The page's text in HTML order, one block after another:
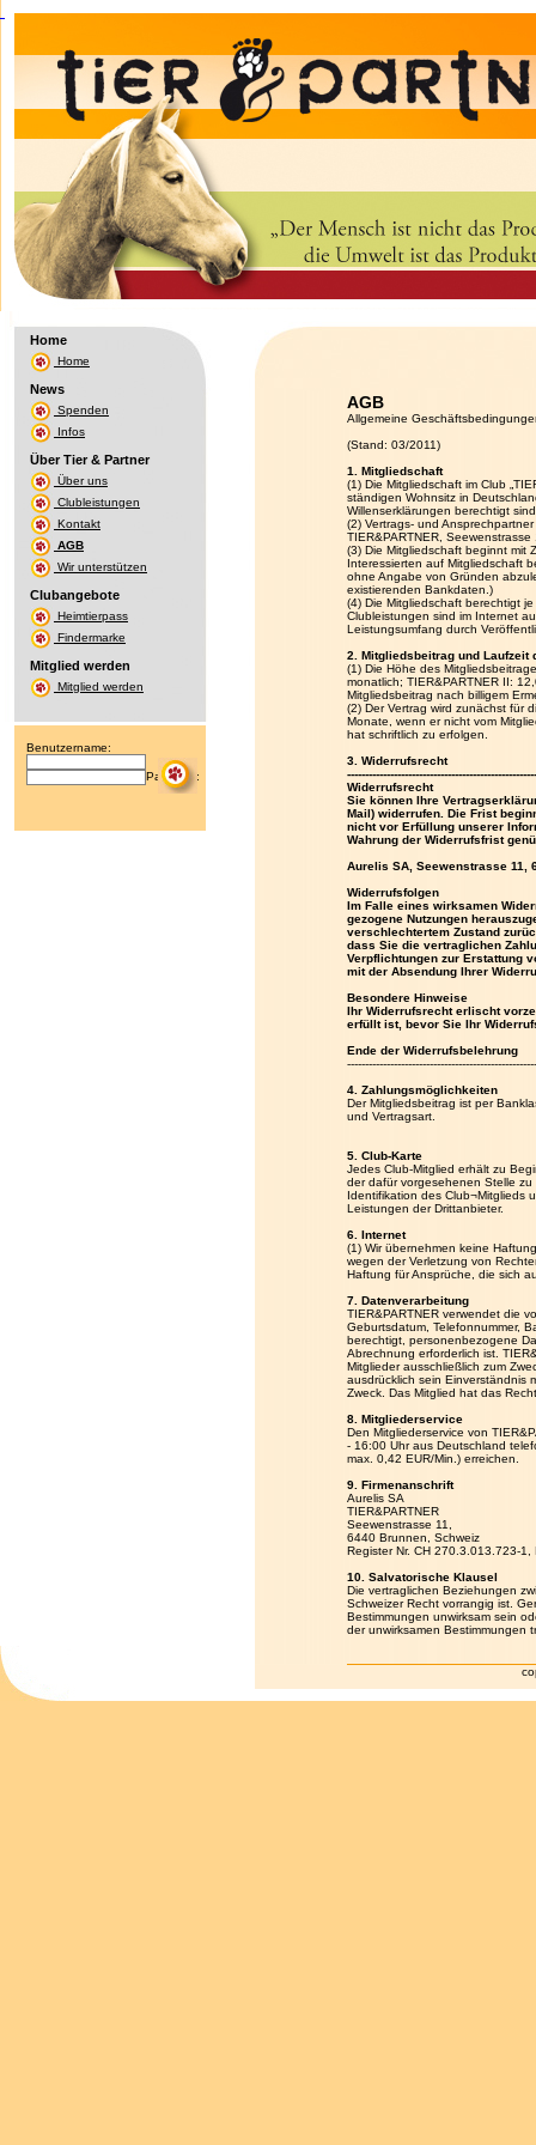
Home
Home
News
Spenden
Infos
Über Tier & Partner
Über uns
Clubleistungen
Kontakt
AGB
Wir unterstützen
Clubangebote
Heimtierpass
Findermarke
Mitglied werden
Mitglied werden
Benutzername:
Passwort:
AGB
Allgemeine
(Stand: 03/2011)
1. Mitgliedschaft
(1) Die Mitgliedschaft im Club
ständigen Wohnsitz in
Willenserklärungen berechtigt
(2) Vertrags- und
TIER&PARTNER,
(3) Die Mitgliedschaft beginnt mit
Interessierten auf Mitgliedschaft
ohne Angabe von Gründen
existierenden Bankdaten.)
(4) Die Mitgliedschaft berechtigt
Clubleistungen sind im Internet
Leistungsumfang durch
2. Mitgliedsbeitrag und Laufzeit
(1) Die Höhe des
monatlich; TIER&PARTNER II:
Mitgliedsbeitrag nach billigem
(2) Der Vertrag wird zunächst für
Monate, wenn er nicht vom
hat schriftlich zu erfolgen.
3. Widerrufsrecht
Widerrufsrecht
Sie können Ihre
Mail) widerrufen. Die Frist
nicht vor Erfüllung unserer
Wahrung der Widerrufsfrist
Aurelis SA, Seewenstrasse 11,
Widerrufsfolgen
Im Falle eines wirksamen
gezogene Nutzungen
verschlechtertem Zustand
dass Sie die vertraglichen
Verpflichtungen zur Erstattung
mit der Absendung Ihrer
Besondere Hinweise
Ihr Widerrufsrecht erlischt
erfüllt ist, bevor Sie Ihr
Ende der Widerrufsbelehrung
4. Zahlungsmöglichkeiten
Der Mitgliedsbeitrag ist per
und Vertragsart.
5. Club-Karte
Jedes Club-Mitglied erhält zu
der dafür vorgesehenen Stelle
Identifikation des Club¬Mitglieds
Leistungen der Drittanbieter.
6. Internet
(1) Wir übernehmen keine
wegen der Verletzung von
Haftung für Ansprüche, die sich
7. Datenverarbeitung
TIER&PARTNER verwendet die
Geburtsdatum, Telefonnummer,
berechtigt, personenbezogene
Abrechnung erforderlich ist.
Mitglieder ausschließlich zum
ausdrücklich sein Einverständnis
Zweck. Das Mitglied hat das
8. Mitgliederservice
Den Mitgliederservice von
- 16:00 Uhr aus Deutschland
max. 0,42 EUR/Min.) erreichen.
9. Firmenanschrift
Aurelis SA
TIER&PARTNER
Seewenstrasse 11,
6440 Brunnen, Schweiz
Register Nr. CH 270.3.013.723-1,
10. Salvatorische Klausel
Die vertraglichen Beziehungen
Schweizer Recht vorrangig ist.
Bestimmungen unwirksam sein
der unwirksamen Bestimmungen